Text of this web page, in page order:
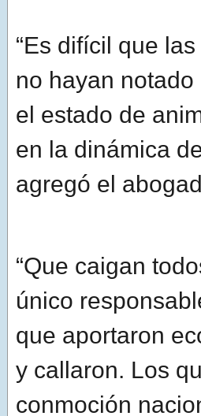
“Es difícil que
no hayan
el estado de
en la dinámica
agregó el
“Que caigan
único
que aportaron
y callaron. Los
conmoción